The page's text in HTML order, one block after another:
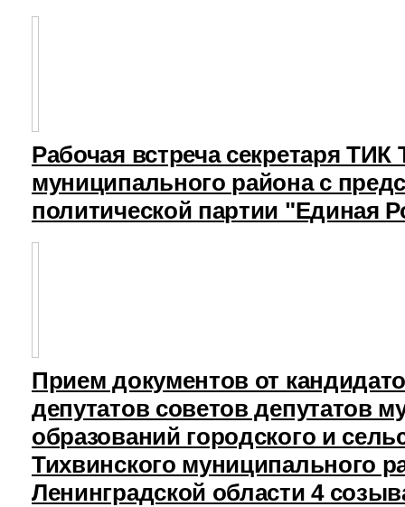
Рабочая встреча секретаря ТИК
муниципального района с
политической партии "Единая
Прием документов от
депутатов советов депутатов
образований городского и
Тихвинского муниципального
Ленинградской области 4